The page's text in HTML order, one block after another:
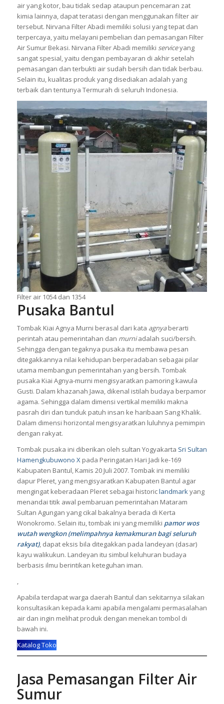
air yang kotor, bau tidak sedap ataupun pencemaran zat
kimia lainnya, dapat teratasi dengan menggunakan filter air
tersebut. Nirvana Filter Abadi memiliki solusi yang tepat dan
terpercaya, yaitu melayani pembelian dan pemasangan Filter
Air Sumur Bekasi. Nirvana Filter Abadi memiliki serviceyang
sangat spesial, yaitu dengan pembayaran di akhir setelah
pemasangan dan terbukti air sudah bersih dan tidak berbau.
Selain itu, kualitas produk yang disediakan adalah yang
terbaik dan tentunya Termurah di seluruh Indonesia.
Filter air 1054 dan 1354
Pusaka Bantul
Tombak Kiai Agnya Murni berasal dari kata agnyaberarti
perintah atau pemerintahan dan murniadalah suci/bersih.
Sehingga dengan tegaknya pusaka itu membawa pesan
ditegakkannya nilai kehidupan berperadaban sebagai pilar
utama membangun pemerintahan yang bersih. Tombak
pusaka Kiai Agnya-murni mengisyaratkan pamoring kawula
Gusti. Dalam khazanah Jawa, dikenal istilah budaya berpamor
agama. Sehingga dalam dimensi vertikal memiliki makna
pasrah diri dan tunduk patuh insan ke haribaan Sang Khalik.
Dalam dimensi horizontal mengisyaratkan luluhnya pemimpin
dengan rakyat.
Tombak pusaka ini diberikan oleh sultan Yogyakarta Sri Sultan
Hamengkubuwono Xpada Peringatan Hari Jadi ke-169
Kabupaten Bantul, Kamis 20 Juli 2007. Tombak ini memiliki
dapur Pleret, yang mengisyaratkan Kabupaten Bantul agar
mengingat keberadaan Pleret sebagai historiclandmarkyang
menandai titik awal pembaruan pemerintahan Mataram
Sultan Agungan yang cikal bakalnya berada di Kerta
Wonokromo. Selain itu, tombak ini yang memiliki pamor wos
wutah wengkon (melimpahnya kemakmuran bagi seluruh
rakyat), dapat eksis bila ditegakkan pada landeyan (dasar)
kayu walikukun. Landeyan itu simbul keluhuran budaya
berbasis ilmu berintikan keteguhan iman.
,
Apabila terdapat warga daerah Bantul dan sekitarnya silakan
konsultasikan kepada kami apabila mengalami permasalahan
air dan ingin melihat produk dengan menekan tombol di
bawah ini.
Katalog Toko
Jasa Pemasangan Filter Air
Sumur